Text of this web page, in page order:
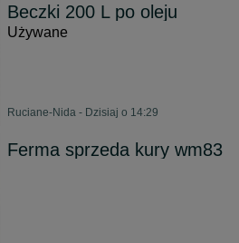
Beczki 200 L po oleju
Używane
Ruciane-Nida - Dzisiaj o 14:29
Ferma sprzeda kury wm83